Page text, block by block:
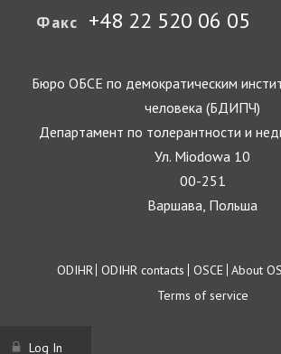
Факс +48 22 520 06 05
Бюро ОБСЕ по демократическим
человека (БДИПЧ)
Департамент по толерантности и
Ул. Miodowa 10
00-251
Варшава, Польша
Footer
ODIHR ODIHR contacts OSCE About
Terms of service
Log In